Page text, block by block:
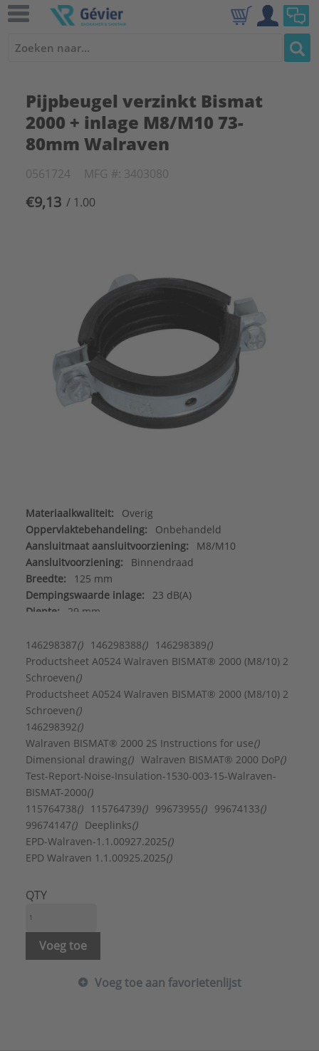
Pijpbeugel verzinkt Bismat
2000 + inlage M8/M10 73-
80mm Walraven
0561724 MFG #: 3403080
€9,13 / 1.00
Materiaalkwaliteit:
Overig
Oppervlaktebehandeling:
Onbehandeld
Aansluitmaat aansluitvoorziening:
M8/M10
Aansluitvoorziening:
Binnendraad
Breedte:
125 mm
Dempingswaarde inlage:
23 dB(A)
Diepte:
29 mm
Geschikt voor aantal buizen:
1
Geschikt voor aluminium buis:
Ja
Geschikt voor gietijzeren buis:
Geschikt voor koperen buis: Ja
Geschikt voor kunststof buis:
Geschikt voor roestvaststalen buis:
Geschikt voor spiraalbuis: Nee
Geschikt voor stalen buis:
Ja
Hoogte: 110 mm
Inlage: Rubber
KIWA-keur:
Nee
Laagdikte oppervlaktebescherming:
LPCB keur: Nee
Materiaal: Staal
Merk:
Nom. diameter:
Oppervlaktebescherming:
Sluitvoorziening:
Toegestane werkbelasting:
Nee
146298387() 146298388() 146298389()
Productsheet A0524 Walraven BISMAT® 2000 (M8/10) 2
Schroeven()
Productsheet A0524 Walraven BISMAT® 2000 (M8/10) 2
Schroeven()
146298392()
Walraven BISMAT® 2000 2S Instructions for use()
Dimensional drawing() Walraven BISMAT® 2000 DoP()
Test-Report-Noise-Insulation-1530-003-15-Walraven-
BISMAT-2000()
115764738() 115764739() 99673955() 99674133()
99674147() Deeplinks()
EPD-Walraven-1.1.00927.2025()
EPD Walraven 1.1.00925.2025()
QTY
Voeg toe
Voeg toe aan favorietenlijst